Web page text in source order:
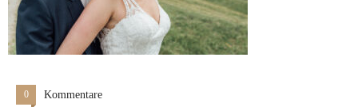
0 Kommentare